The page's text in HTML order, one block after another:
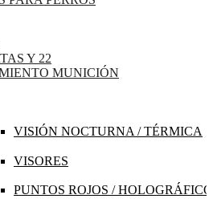
Y 22
MUNICIÓN
VISIÓN NOCTURNA / TÉRMICA
VISORES
PUNTOS ROJOS /